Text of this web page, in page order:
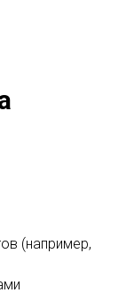
(например,